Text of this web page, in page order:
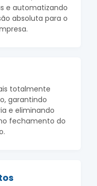
e automatizando
absoluta para o
totalmente
garantindo
e eliminando
fechamento do